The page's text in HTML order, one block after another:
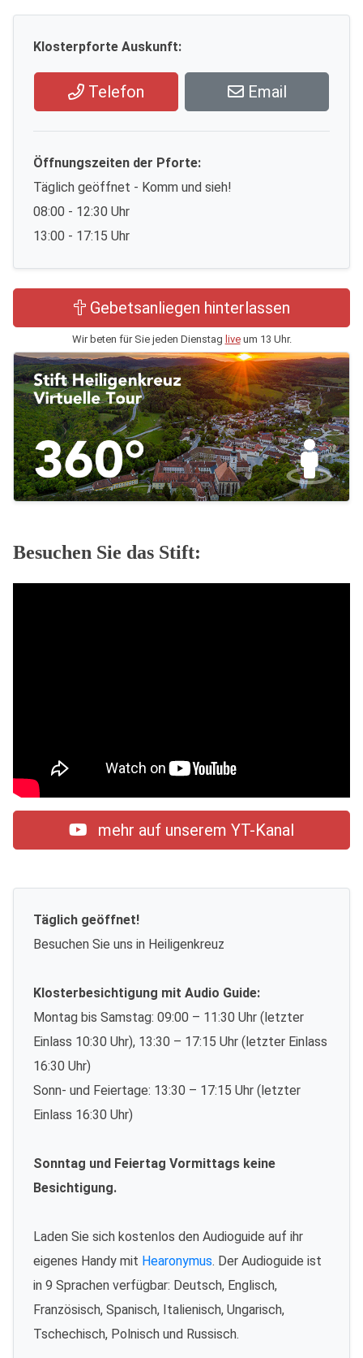
Klosterpforte Auskunft:
Telefon Email
Öffnungszeiten der Pforte:
Täglich geöffnet - Komm und sieh!
08:00 - 12:30 Uhr
13:00 - 17:15 Uhr
Gebetsanliegen hinterlassen
Wir beten für Sie jeden Dienstag liveum 13 Uhr.
Besuchen Sie das Stift:
mehr auf unserem YT-Kanal
Täglich geöffnet!
Besuchen Sie uns in Heiligenkreuz
Klosterbesichtigung mit Audio Guide:
Montag bis Samstag: 09:00 – 11:30 Uhr (letzter
Einlass 10:30 Uhr), 13:30 – 17:15 Uhr (letzter Einlass
16:30 Uhr)
Sonn- und Feiertage: 13:30 – 17:15 Uhr (letzter
Einlass 16:30 Uhr)
Sonntag und Feiertag Vormittags keine
Besichtigung.
Laden Sie sich kostenlos den Audioguide auf ihr
eigenes Handy mit Hearonymus. Der Audioguide ist
in 9 Sprachen verfügbar: Deutsch, Englisch,
Französisch, Spanisch, Italienisch, Ungarisch,
Tschechisch, Polnisch und Russisch.